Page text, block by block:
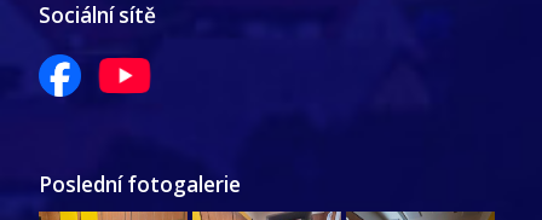
Sociální sítě
Poslední fotogalerie